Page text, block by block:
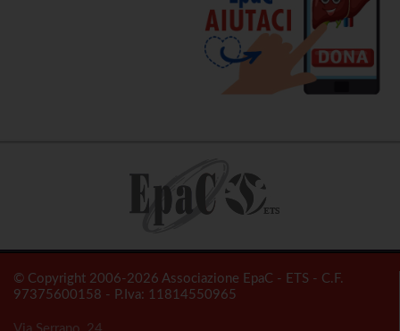
© Copyright 2006-2026 Associazione EpaC - ETS - C.F.
97375600158 - P.Iva: 11814550965